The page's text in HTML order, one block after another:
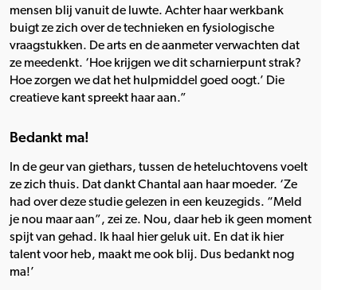
mensen blij vanuit de luwte. Achter haar werkbank
buigt ze zich over de technieken en fysiologische
vraagstukken. De arts en de aanmeter verwachten dat
ze meedenkt. ‘Hoe krijgen we dit scharnierpunt strak?
Hoe zorgen we dat het hulpmiddel goed oogt.’ Die
creatieve kant spreekt haar aan.”
Bedankt ma!
In de geur van giethars, tussen de heteluchtovens voelt
ze zich thuis. Dat dankt Chantal aan haar moeder. ‘Ze
had over deze studie gelezen in een keuzegids. “Meld
je nou maar aan”, zei ze. Nou, daar heb ik geen moment
spijt van gehad. Ik haal hier geluk uit. En dat ik hier
talent voor heb, maakt me ook blij. Dus bedankt nog
ma!’